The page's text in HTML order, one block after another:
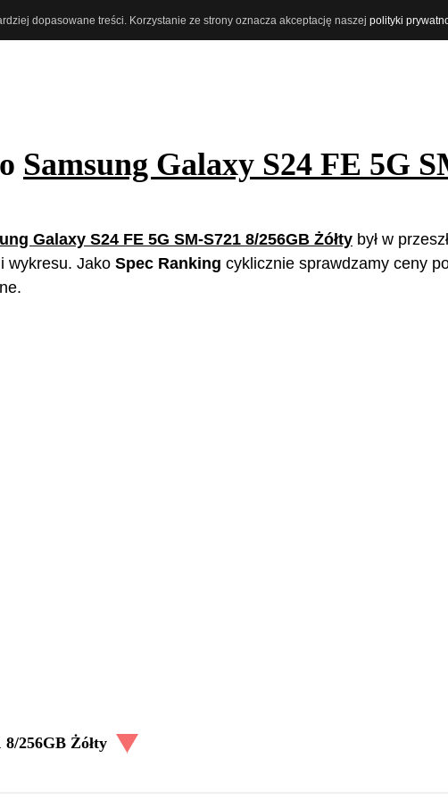
dopasowane treści. Korzystanie ze strony oznacza akceptację naszej polityki
Samsung Galaxy S24 FE 5G
Galaxy S24 FE 5G SM-S721 8/256GB Żółty był w
wykresu. Jako Spec Ranking cyklicznie sprawdzamy ceny
8/256GB Żółty